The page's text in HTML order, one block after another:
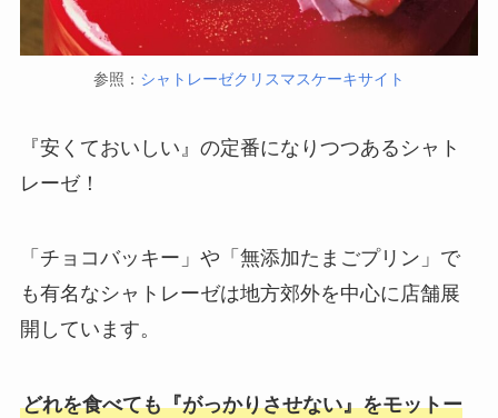
参照： シャトレーゼクリスマスケーキサイト
『安くておいしい』の定番になりつつあるシャト
レーゼ！
「チョコバッキー」や「無添加たまごプリン」で
も有名なシャトレーゼは地方郊外を中心に店舗展
開しています。
どれを食べても『がっかりさせない』をモットー